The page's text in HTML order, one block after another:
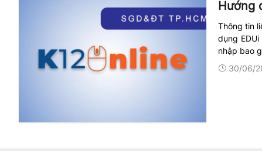
Hướng
Thông tin
dụng
nhập bao
30/06/